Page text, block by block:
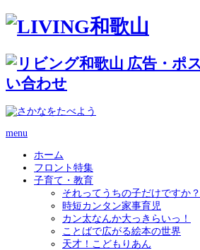
menu
ホーム
フロント特集
子育て・教育
それってうちの子だけですか？
時短カンタン家事育児
カン太なんか大っきらいっ！
ことばで広がる絵本の世界
天才！こどもりあん